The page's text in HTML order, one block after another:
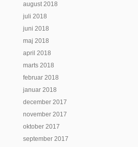
august 2018
juli 2018
juni 2018
maj 2018
april 2018
marts 2018
februar 2018
januar 2018
december 2017
november 2017
oktober 2017
september 2017